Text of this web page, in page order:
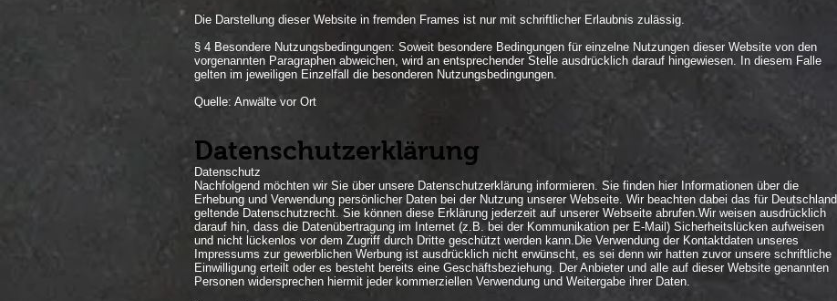
Die Darstellung dieser Website in fremden Frames ist nur mit schriftlicher Erlaubnis zulässig.
§ 4 Besondere Nutzungsbedingungen: Soweit besondere Bedingungen für einzelne Nutzungen dieser Website von den
vorgenannten Paragraphen abweichen, wird an entsprechender Stelle ausdrücklich darauf hingewiesen. In diesem Falle
gelten im jeweiligen Einzelfall die besonderen Nutzungsbedingungen.
Quelle: Anwälte vor Ort
Datenschutzerklärung
Datenschutz
Nachfolgend möchten wir Sie über unsere Datenschutzerklärung informieren. Sie finden hier Informationen über die
Erhebung und Verwendung persönlicher Daten bei der Nutzung unserer Webseite. Wir beachten dabei das für Deutschland
geltende Datenschutzrecht. Sie können diese Erklärung jederzeit auf unserer Webseite abrufen.Wir weisen ausdrücklich
darauf hin, dass die Datenübertragung im Internet (z.B. bei der Kommunikation per E-Mail) Sicherheitslücken aufweisen
und nicht lückenlos vor dem Zugriff durch Dritte geschützt werden kann.Die Verwendung der Kontaktdaten unseres
Impressums zur gewerblichen Werbung ist ausdrücklich nicht erwünscht, es sei denn wir hatten zuvor unsere schriftliche
Einwilligung erteilt oder es besteht bereits eine Geschäftsbeziehung. Der Anbieter und alle auf dieser Website genannten
Personen widersprechen hiermit jeder kommerziellen Verwendung und Weitergabe ihrer Daten.